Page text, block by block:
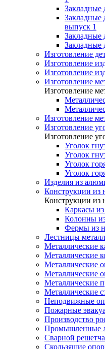
Закладные
Закладные
выпуск 1
Закладные
Изготовление
Изготовление
Изготовление
Изготовление
Изготовление
Изготовление
Изготовление
Изготовление
Уголок
Уголок
Уголок
Уголок
Изделия из
Конструкции из
Конструкции из
Каркасы
Колонны
Фермы из
Лестницы
Металлические
Металлические
Металлические
Металлические
Металлические
Металлические
Неподвижные
Пожарные
Производство
Промышленные
Сварной
Скользящие